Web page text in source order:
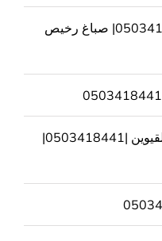
شركة صبغ في الشارقة |0503418441| صباغ رخيص
تكسير وترميم حمامات في ام القيوين |0503418441|